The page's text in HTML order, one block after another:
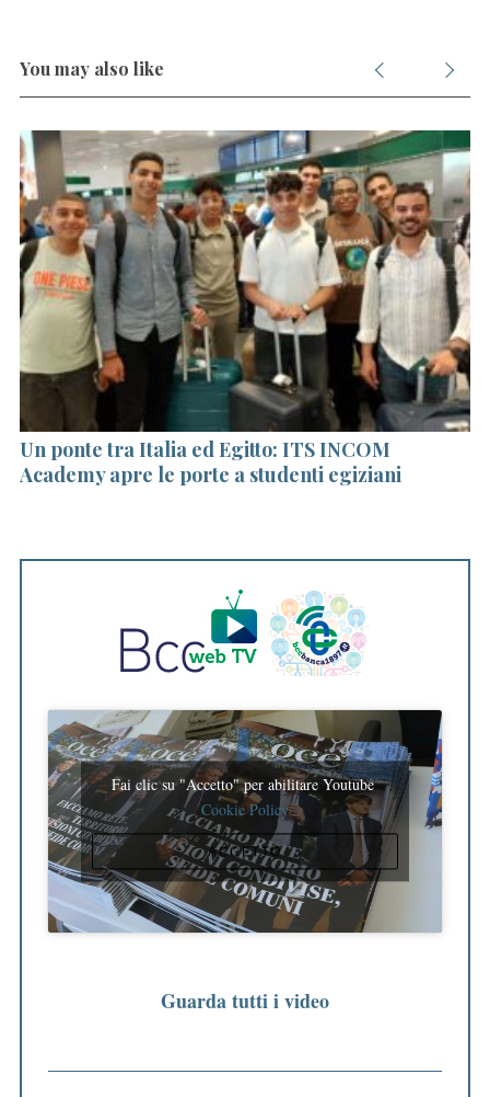
You may also like
Un ponte tra Italia ed Egitto: ITS INCOM
Academy apre le porte a studenti egiziani
Fai clic su "Accetto" per abilitare Youtube
Cookie Policy
ACCETTO
Guarda tutti i video
S
e
a
r
c
h
r
: